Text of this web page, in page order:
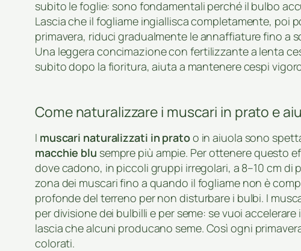
subito le foglie: sono fondamentali perché il bulbo
Lascia che il fogliame ingiallisca completamente, poi
primavera, riduci gradualmente le annaffiature fino a
Una leggera concimazione con fertilizzante a lenta
subito dopo la fioritura, aiuta a mantenere cespi
Come naturalizzare i muscari in prato e
I muscari naturalizzati in pratoo in aiuola sono
macchie blu sempre più ampie. Per ottenere questo
dove cadono, in piccoli gruppi irregolari, a 8–10 cm di
zona dei muscari fino a quando il fogliame non è
profonde del terreno per non disturbare i bulbi. I
per divisione dei bulbilli e per seme: se vuoi
lascia che alcuni producano seme. Così ogni
colorati.